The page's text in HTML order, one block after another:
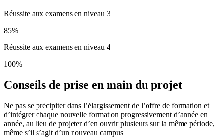
Réussite aux examens en niveau 3
85%
Réussite aux examens en niveau 4
100%
Conseils de prise en main du projet
Ne pas se précipiter dans l’élargissement de l’offre de formation et
d’intégrer chaque nouvelle formation progressivement d’année en
année, au lieu de projeter d’en ouvrir plusieurs sur la même période,
même s’il s’agit d’un nouveau campus